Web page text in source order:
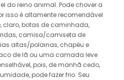
do reino animal. Pode chover a
isso é altamente recomendável
claro, botas de caminhada,
camisa/camiseta de
altas/polainas, chapéu e
de lã ou uma camada leve
pois, de manhã cedo,
pode fazer frio. Seu